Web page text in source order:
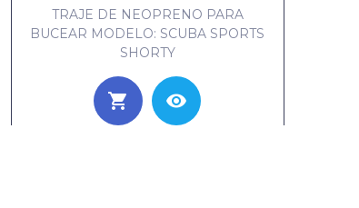
TRAJE DE NEOPRENO PARA
BUCEAR MODELO: SCUBA SPORTS
SHORTY